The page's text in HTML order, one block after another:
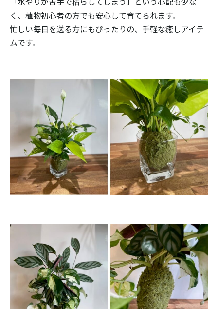
く、植物初心者の方でも安心して育てられます。
忙しい毎日を送る方にもぴったりの、手軽な癒しアイテ
ムです。